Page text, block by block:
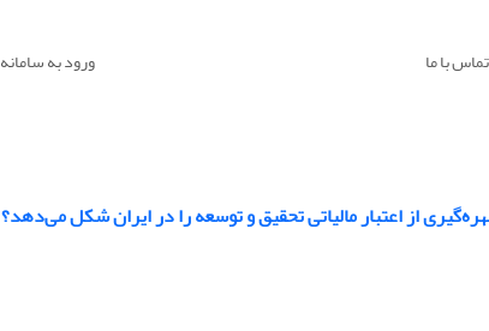
تماس با ما ورود به سامانه
از اعتبار مالیاتی تحقیق و توسعه را در ایران شکل می‌دهد؟